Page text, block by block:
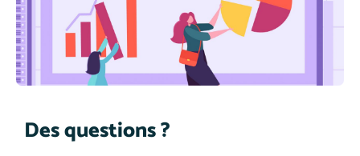
Des questions ?